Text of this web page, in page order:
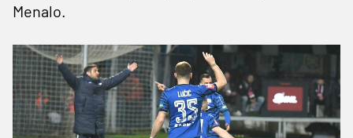
Menalo.